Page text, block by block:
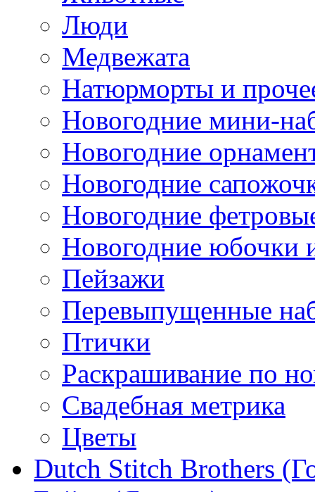
Люди
Медвежата
Натюрморты и
Новогодние мини-
Новогодние
Новогодние
Новогодние
Новогодние юбочки
Пейзажи
Перевыпущенные
Птички
Раскрашивание по
Свадебная метрика
Цветы
Dutch Stitch Brothers